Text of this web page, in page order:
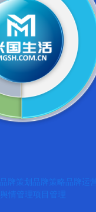
品牌策划 品牌策略 品牌运营
舆情管理 项目管理